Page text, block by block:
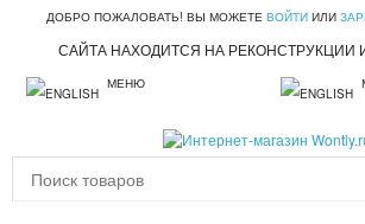
ДОБРО ПОЖАЛОВАТЬ! ВЫ МОЖЕТЕ ВОЙТИИЛИ
САЙТА НАХОДИТСЯ НА РЕКОНСТРУКЦИИ
МЕНЮ